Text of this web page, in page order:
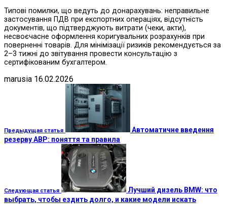
Типові помилки, що ведуть до донарахувань: неправильне
застосування ПДВ при експортних операціях, відсутність
документів, що підтверджують витрати (чеки, акти),
несвоєчасне оформлення коригувальних розрахунків при
поверненні товарів. Для мінімізації ризиків рекомендується за
2–3 тижні до звітування провести консультацію з
сертифікованим бухгалтером.
marusia 16.02.2026
Предыдущая статья
Автоматичне введення
резерву АВР: поняття та правила
Следующая статья
Лучший дизель BMW: что
выбрать, чтобы ездить долго, и какие модели искать